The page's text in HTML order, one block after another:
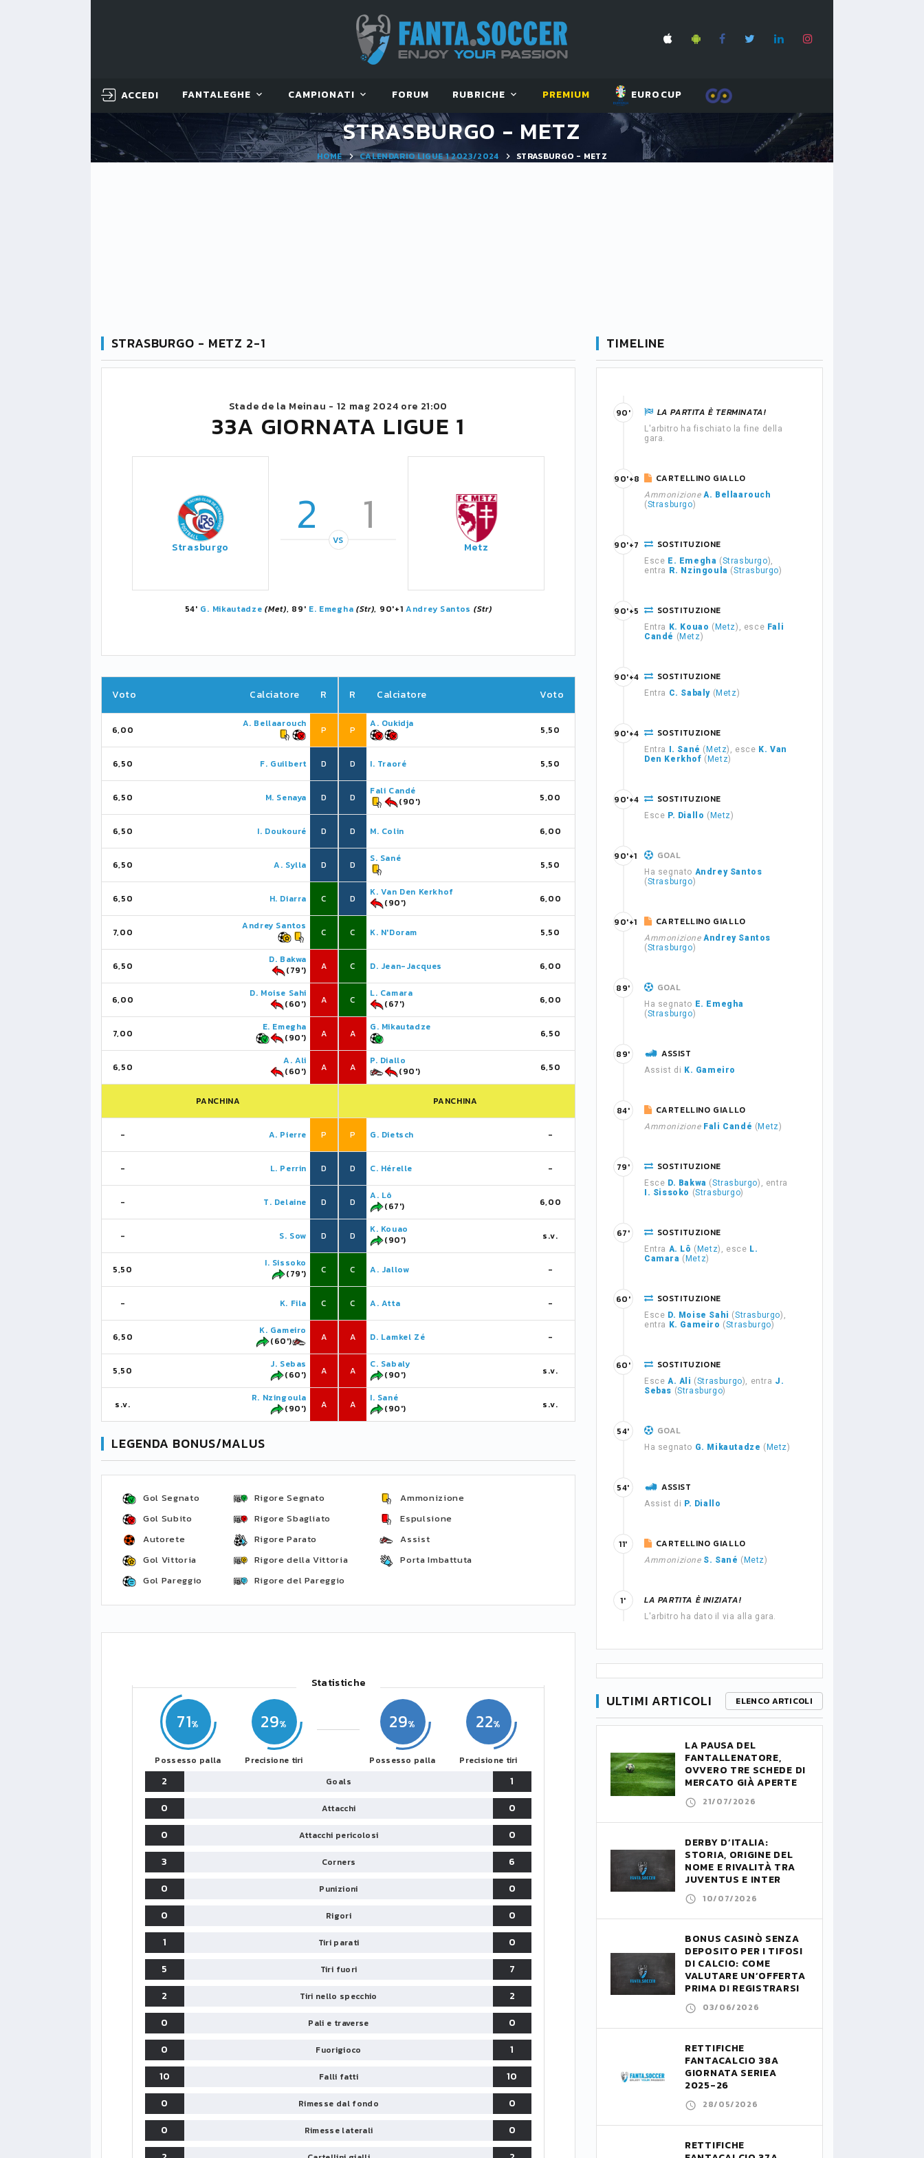
ACCEDI FANTALEGHE CAMPIONATI FORUM RUBRICHE PREMIUM EUROCUP
STRASBURGO - METZ
HOME CALENDARIO LIGUE 1 2023/2024 STRASBURGO - METZ
STRASBURGO - METZ 2-1
Stade de la Meinau - 12 mag 2024 ore 21:00
33A GIORNATA LIGUE 1
Strasburgo
2 1
VS Metz
54' G. Mikautadze (Met), 89' E. Emegha (Str), 90'+1Andrey Santos (Str)
Voto Calciatore R
6,00
A. Bellaarouch
P
6,50 F. Guilbert D
6,50 M. Senaya D
6,50 I. Doukouré D
6,50 A. Sylla D
6,50 H. Diarra C
7,00
Andrey Santos
C
6,50
D. Bakwa
(79')
A
6,00
D. Moise Sahi
(60')
A
7,00
E. Emegha
(90')
A
6,50
A. Ali
(60')
A
PANCHINA
- A. Pierre P
- L. Perrin D
- T. Delaine D
- S. Sow D
5,50
I. Sissoko
(79')
C
- K. Fila C
6,50
K. Gameiro
(60')
A
5,50
J. Sebas
(60')
A
s.v.
R. Nzingoula
(90')
A
R Calciatore Voto
P
A. Oukidja
5,50
D I. Traoré 5,50
D
Fali Candé
(90')
5,00
D M. Colin 6,00
D
S. Sané
5,50
D
K. Van Den Kerkhof
(90')
6,00
C K. N'Doram 5,50
C D. Jean-Jacques 6,00
C
L. Camara
(67')
6,00
A
G. Mikautadze
6,50
A
P. Diallo
(90')
6,50
PANCHINA
P G. Dietsch -
D C. Hérelle -
D
A. Lô
(67')
6,00
D
K. Kouao
(90')
s.v.
C A. Jallow -
C A. Atta -
A D. Lamkel Zé -
A
C. Sabaly
(90')
s.v.
A
I. Sané
(90')
s.v.
LEGENDA BONUS/MALUS
Gol Segnato
Gol Subito
Autorete
Gol Vittoria
Gol Pareggio
Rigore Segnato
Rigore Sbagliato
Rigore Parato
Rigore della Vittoria
Rigore del Pareggio
Ammonizione
Espulsione
Assist
Porta Imbattuta
Statistiche
71
Possesso palla
29
Precisione tiri
29
Possesso palla
22
Precisione tiri
2 Goals
1
0
Attacchi
0
0
Attacchi pericolosi
0
3
Corners
6
0
Punizioni
0
0
Rigori
0
1
Tiri parati
0
5
Tiri fuori
7
2
Tiri nello specchio
2
0
Pali e traverse
0
0
Fuorigioco
1
10
Falli fatti
10
0
Rimesse dal fondo
0
0
Rimesse laterali
0
TIMELINE
LA PARTITA È TERMINATA!
L'arbitro ha fischiato la fine della
gara.
90'
CARTELLINO GIALLO
Ammonizione A. Bellaarouch
(Strasburgo)
90'+8
SOSTITUZIONE
Esce E. Emegha (Strasburgo),
entra
R. Nzingoula (Strasburgo)
90'+7
SOSTITUZIONE
Entra K. Kouao ( Metz), esce Fali
Candé ( Metz)
90'+5
SOSTITUZIONE
Entra C. Sabaly ( Metz)
90'+4
SOSTITUZIONE
Entra I. Sané ( Metz), esce K. Van
Den Kerkhof ( Metz)
90'+4
SOSTITUZIONE
Esce P. Diallo ( Metz)
90'+4
GOAL
Ha segnato Andrey Santos
(Strasburgo)
90'+1
CARTELLINO GIALLO
Ammonizione Andrey Santos
(Strasburgo)
90'+1
GOAL
Ha segnato E. Emegha
(Strasburgo)
89'
ASSIST
Assist di K. Gameiro
89'
CARTELLINO GIALLO
Ammonizione Fali Candé ( Metz)
84'
SOSTITUZIONE
Esce D. Bakwa (Strasburgo), entra
I. Sissoko (Strasburgo)
79'
SOSTITUZIONE
Entra A. Lô ( Metz), esce L.
Camara ( Metz)
67'
SOSTITUZIONE
Esce D. Moise Sahi (Strasburgo),
entra
K. Gameiro (Strasburgo)
60'
SOSTITUZIONE
Esce A. Ali (Strasburgo), entra J.
Sebas (Strasburgo)
60'
GOAL
Ha segnato G. Mikautadze ( Metz)
54'
ASSIST
Assist di P. Diallo
54'
CARTELLINO GIALLO
Ammonizione S. Sané ( Metz)
11'
LA PARTITA È INIZIATA!
L'arbitro ha dato il via alla gara.
1'
ULTIMI ARTICOLI ELENCO ARTICOLI
LA PAUSA DEL
FANTALLENATORE,
OVVERO TRE SCHEDE DI
MERCATO GIÀ APERTE
21/07/2026
DERBY D’ITALIA:
STORIA, ORIGINE DEL
NOME E RIVALITÀ TRA
JUVENTUS E INTER
10/07/2026
BONUS CASINÒ SENZA
DEPOSITO PER I TIFOSI
DI CALCIO: COME
VALUTARE UN’OFFERTA
PRIMA DI REGISTRARSI
03/06/2026
RETTIFICHE
FANTACALCIO 38A
GIORNATA SERIEA
2025-26
28/05/2026
RETTIFICHE